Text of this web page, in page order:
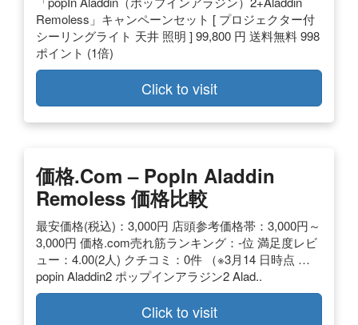
Remoless」キャンペーンセット [ プロジェクター付
シーリングライト 天井 照明 ] 99,800 円 送料無料 998
ポイント (1倍)
Click to visit
価格.com – PopIn Aladdin
Remoless 価格比較
最安価格(税込)：3,000円 店頭参考価格帯：3,000円～
3,000円 価格.com売れ筋ランキング：-位 満足度レビ
ュー：4.00(2人) クチコミ：0件 （※3月14 日時点 …
popin Aladdin2 ポップインアラジン2 Alad..
Click to visit